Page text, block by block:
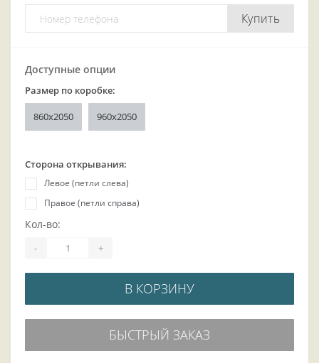
Купить
Доступные опции
Размер по коробке:
860x2050 960x2050
Сторона открывания:
Левое (петли слева)
Правое (петли справа)
Кол-во:
- +
В КОРЗИНУ
БЫСТРЫЙ ЗАКАЗ